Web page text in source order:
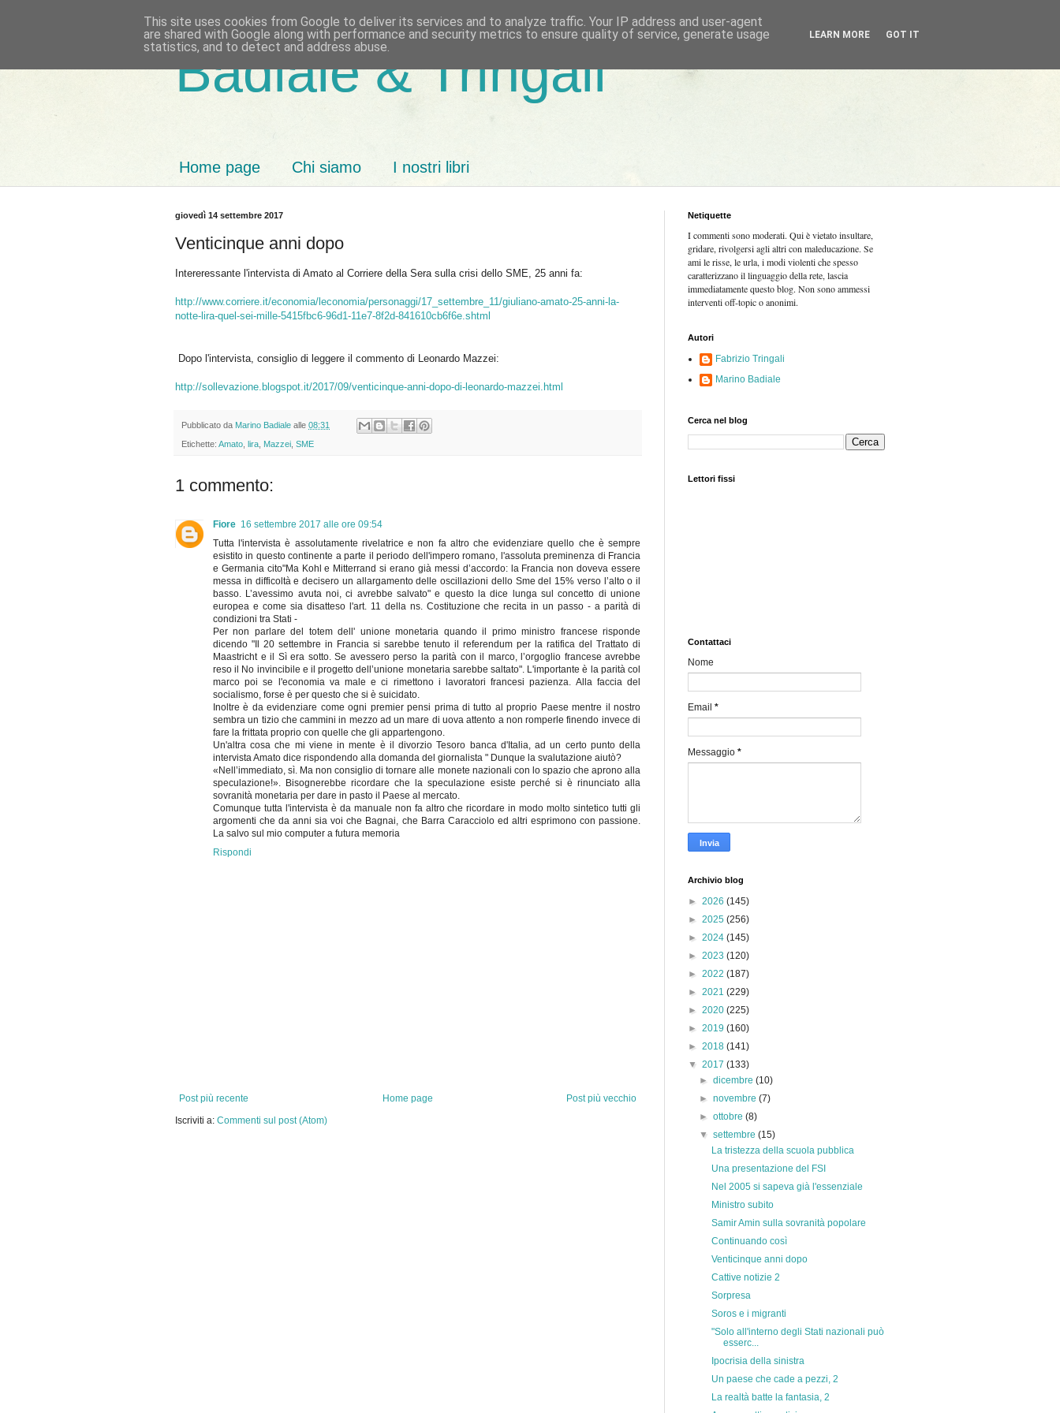
Badiale & Tringali
Home page Chi siamo I nostri libri
giovedì 14 settembre 2017
Venticinque anni dopo
Intereressante l'intervista di Amato al Corriere della Sera sulla crisi dello SME, 25 anni fa:
http://www.corriere.it/economia/leconomia/personaggi/17_settembre_11/giuliano-amato-25-anni-la-
notte-lira-quel-sei-mille-5415fbc6-96d1-11e7-8f2d-841610cb6f6e.shtml
Dopo l'intervista, consiglio di leggere il commento di Leonardo Mazzei:
http://sollevazione.blogspot.it/2017/09/venticinque-anni-dopo-di-leonardo-mazzei.html
Pubblicato da Marino Badiale alle 08:31
Etichette: Amato lira Mazzei SME
1 commento:
Fiore 16 settembre 2017 alle ore 09:54
Tutta l'intervista è assolutamente rivelatrice e non fa altro che evidenziare quello che è sempre
esistito in questo continente a parte il periodo dell'impero romano, l'assoluta preminenza di Francia
e Germania cito"Ma Kohl e Mitterrand si erano già messi d’accordo: la Francia non doveva essere
messa in difficoltà e decisero un allargamento delle oscillazioni dello Sme del 15% verso l’alto o il
basso. L’avessimo avuta noi, ci avrebbe salvato" e questo la dice lunga sul concetto di unione
europea e come sia disatteso l'art. 11 della ns. Costituzione che recita in un passo - a parità di
condizioni tra Stati -
Per non parlare del totem dell' unione monetaria quando il primo ministro francese risponde
dicendo "Il 20 settembre in Francia si sarebbe tenuto il referendum per la ratifica del Trattato di
Maastricht e il Sì era sotto. Se avessero perso la parità con il marco, l’orgoglio francese avrebbe
reso il No invincibile e il progetto dell’unione monetaria sarebbe saltato". L'importante è la parità col
marco poi se l'economia va male e ci rimettono i lavoratori francesi pazienza. Alla faccia del
socialismo, forse è per questo che si è suicidato.
Inoltre è da evidenziare come ogni premier pensi prima di tutto al proprio Paese mentre il nostro
sembra un tizio che cammini in mezzo ad un mare di uova attento a non romperle finendo invece di
fare la frittata proprio con quelle che gli appartengono.
Un'altra cosa che mi viene in mente è il divorzio Tesoro banca d'Italia, ad un certo punto della
intervista Amato dice rispondendo alla domanda del giornalista " Dunque la svalutazione aiutò?
«Nell’immediato, sì. Ma non consiglio di tornare alle monete nazionali con lo spazio che aprono alla
speculazione!». Bisognerebbe ricordare che la speculazione esiste perché si è rinunciato alla
sovranità monetaria per dare in pasto il Paese al mercato.
Comunque tutta l'intervista è da manuale non fa altro che ricordare in modo molto sintetico tutti gli
argomenti che da anni sia voi che Bagnai, che Barra Caracciolo ed altri esprimono con passione.
La salvo sul mio computer a futura memoria
Rispondi
Post più recente Post più vecchio
Home page
Iscriviti a: Commenti sul post (Atom)
Netiquette
I commenti sono moderati. Qui è vietato insultare,
gridare, rivolgersi agli altri con maleducazione. Se
ami le risse, le urla, i modi violenti che spesso
caratterizzano il linguaggio della rete, lascia
immediatamente questo blog. Non sono ammessi
interventi off-topic o anonimi.
Autori
Fabrizio Tringali
Marino Badiale
Cerca nel blog
Lettori fissi
Contattaci
Nome
Email *
Messaggio *
Archivio blog
► 2026 (145)
► 2025 (256)
► 2024 (145)
► 2023 (120)
► 2022 (187)
► 2021 (229)
► 2020 (225)
► 2019 (160)
► 2018 (141)
▼ 2017 (133)
►dicembre(10)
►novembre(7)
►ottobre(8)
▼settembre(15)
La tristezza della scuola pubblica
Una presentazione del FSI
Nel 2005 si sapeva già l'essenziale
Ministro subito
Samir Amin sulla sovranità popolare
Continuando così
Venticinque anni dopo
Cattive notizie 2
Sorpresa
Soros e i migranti
"Solo all'interno degli Stati nazionali può
esserc...
Ipocrisia della sinistra
Un paese che cade a pezzi, 2
La realtà batte la fantasia, 2
This site uses cookies from Google to deliver its services and to analyze traffic. Your IP address and user-agent
are shared with Google along with performance and security metrics to ensure quality of service, generate usage
statistics, and to detect and address abuse.
LEARN MORE GOT IT